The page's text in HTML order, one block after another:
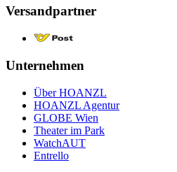
Versandpartner
Unternehmen
Über HOANZL
HOANZL Agentur
GLOBE Wien
Theater im Park
WatchAUT
Entrello